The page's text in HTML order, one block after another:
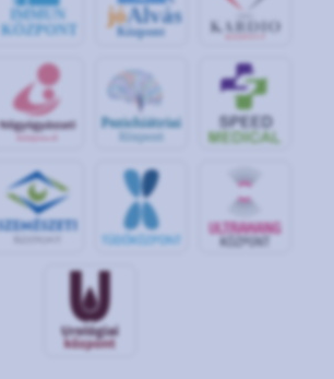
IMMUN
KÖZPONT
jóAlvás
Központ